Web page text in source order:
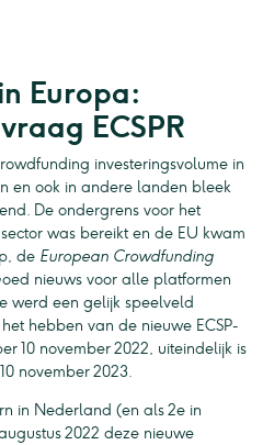
Europa:
ECSPR
investeringsvolume in
en ook in andere landen bleek
De ondergrens voor het
was bereikt en de EU kwam
de European Crowdfunding
nieuws voor alle platformen
werd een gelijk speelveld
hebben van de nieuwe ECSP-
10 november 2022, uiteindelijk is
november 2023.
in Nederland (en als 2e in
2022 deze nieuwe